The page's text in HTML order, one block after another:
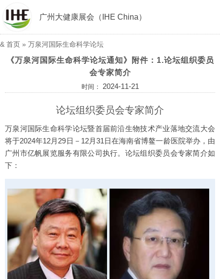
广州大健康展会（IHE China）
& 首页 » 万泉河国际生命科学论坛
《万泉河国际生命科学论坛通知》附件：1.论坛组织委员
会专家简介
时间： 2024-11-21
论坛组织委员会专家简介
万泉河国际生命科学论坛暨首届前沿生物技术产业落地交流大会
将于2024年12月29日－12月31日在海南省博鳌一龄医院举办，由
广州市亿帆展览服务有限公司执行。论坛组织委员会专家简介如
下：